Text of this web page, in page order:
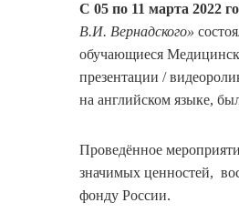
С 05 по 11 марта 2022
В.И. Вернадского»
обучающиеся
презентации /
на английском языке,
Проведённое
значимых ценностей,
фонду России.